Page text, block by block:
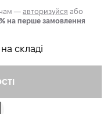
— авторизуйся або
на перше замовлення
складі